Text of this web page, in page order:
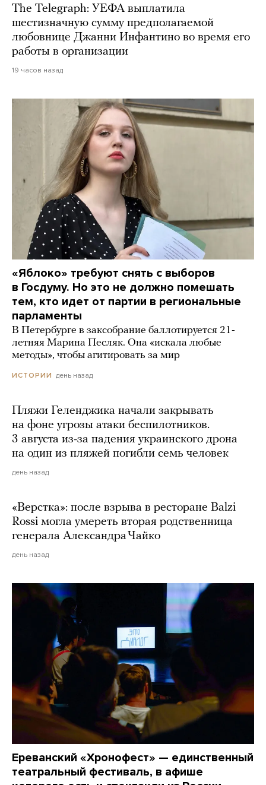
The Telegraph: УЕФА выплатила
шестизначную сумму предполагаемой
любовнице Джанни Инфантино во время его
работы в организации
19 часов назад
«Яблоко» требуют снять с выборов
в Госдуму. Но это не должно помешать
тем, кто идет от партии в региональные
парламенты
В Петербурге в заксобрание баллотируется 21-
летняя Марина Песляк. Она «искала любые
методы», чтобы агитировать за мир
ИСТОРИИ день назад
Пляжи Геленджика начали закрывать
на фоне угрозы атаки беспилотников.
3 августа из-за падения украинского дрона
на один из пляжей погибли семь человек
день назад
«Верстка»: после взрыва в ресторане Balzi
Rossi могла умереть вторая родственница
генерала Александра Чайко
день назад
Ереванский «Хронофест» — единственный
театральный фестиваль, в афише